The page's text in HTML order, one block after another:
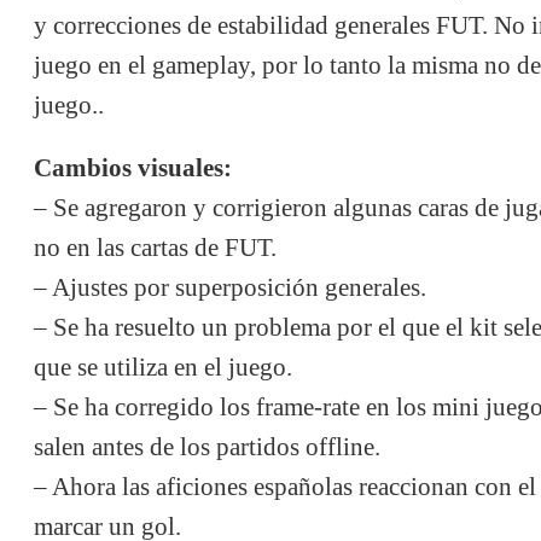
y correcciones de estabilidad generales FUT. No
juego en el gameplay, por lo tanto la misma no
juego..
Cambios visuales:
– Se agregaron y corrigieron algunas caras de
no en las cartas de FUT.
– Ajustes por superposición generales.
– Se ha resuelto un problema por el que el kit
que se utiliza en el juego.
– Se ha corregido los frame-rate en los mini
salen antes de los partidos offline.
– Ahora las aficiones españolas reaccionan con
marcar un gol.